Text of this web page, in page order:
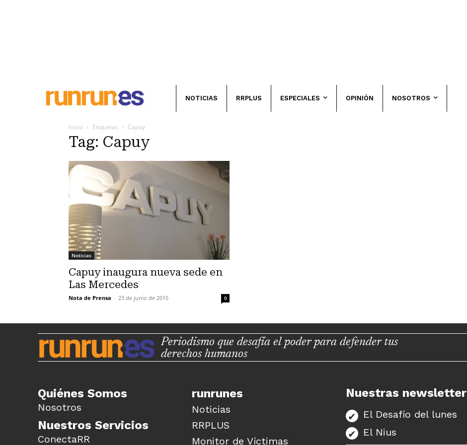
NOTICIAS RRPLUS ESPECIALES OPINIÓN NOSOTROS
Inicio Etiquetas Capuy
Tag: Capuy
Noticias
Capuy inaugura nueva sede en
Las Mercedes
Nota de Prensa - 23 de junio de 2015 0
Periodismo que desafía el poder para defender tus
derechos humanos
Quiénes Somos
Nosotros
Nuestros Servicios
ConectaRR
runrunes
Noticias
RRPLUS
Monitor de Víctimas
Nuestras newsletter
El Desafío del lunes
El Nius